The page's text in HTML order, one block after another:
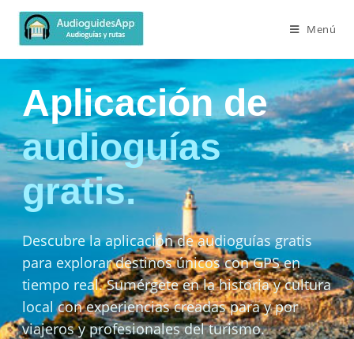
Menú
Aplicación de
audioguías
gratis.
Descubre la aplicación de audioguías gratis
para explorar destinos únicos con GPS en
tiempo real. Sumérgete en la historia y cultura
local con experiencias creadas para y por
viajeros y profesionales del turismo.